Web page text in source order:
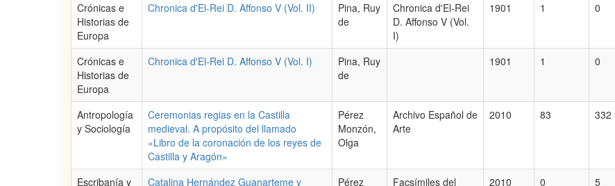
Crónicas e
Historias de
Europa
Chronica d'El-Rei D. Affonso V (Vol. II)
Pina, Ruy
de
Chronica d'El-Rei
D. Affonso V (Vol.
I)
1901 1 0
Crónicas e
Historias de
Europa
Chronica d'El-Rei D. Affonso V (Vol. I)
Pina, Ruy
de
1901 1 0
Antropología
y Sociología
Ceremonias regias en la Castilla
medieval. A propósito del llamado
«Libro de la coronación de los reyes de
Castilla y Aragón»
Pérez
Monzón,
Olga
Archivo Español de
Arte
2010 83 332
Escribanía y
Catalina Hernández Guanarteme y
Pérez
Facsímiles del
2010 0 5